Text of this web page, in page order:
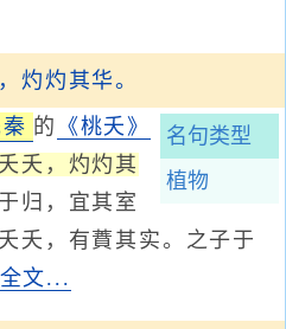
灼灼其华。
名句类型
植物
的 《桃夭》
夭，灼灼其
归，宜其室
夭，有蕡其实。之子于
文...